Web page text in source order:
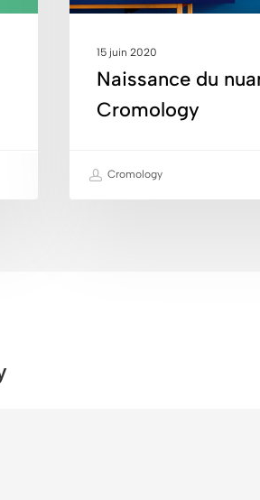
15 juin 2020
Naissance du
Cromology
Cromology